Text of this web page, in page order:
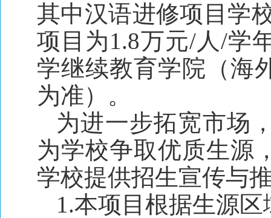
其中汉语进修项目学
项目为1.8万元/人/学
学继续教育学院（海
为准）。
为进一步拓宽市场
为学校争取优质生源
学校提供招生宣传与
1.本项目根据生源